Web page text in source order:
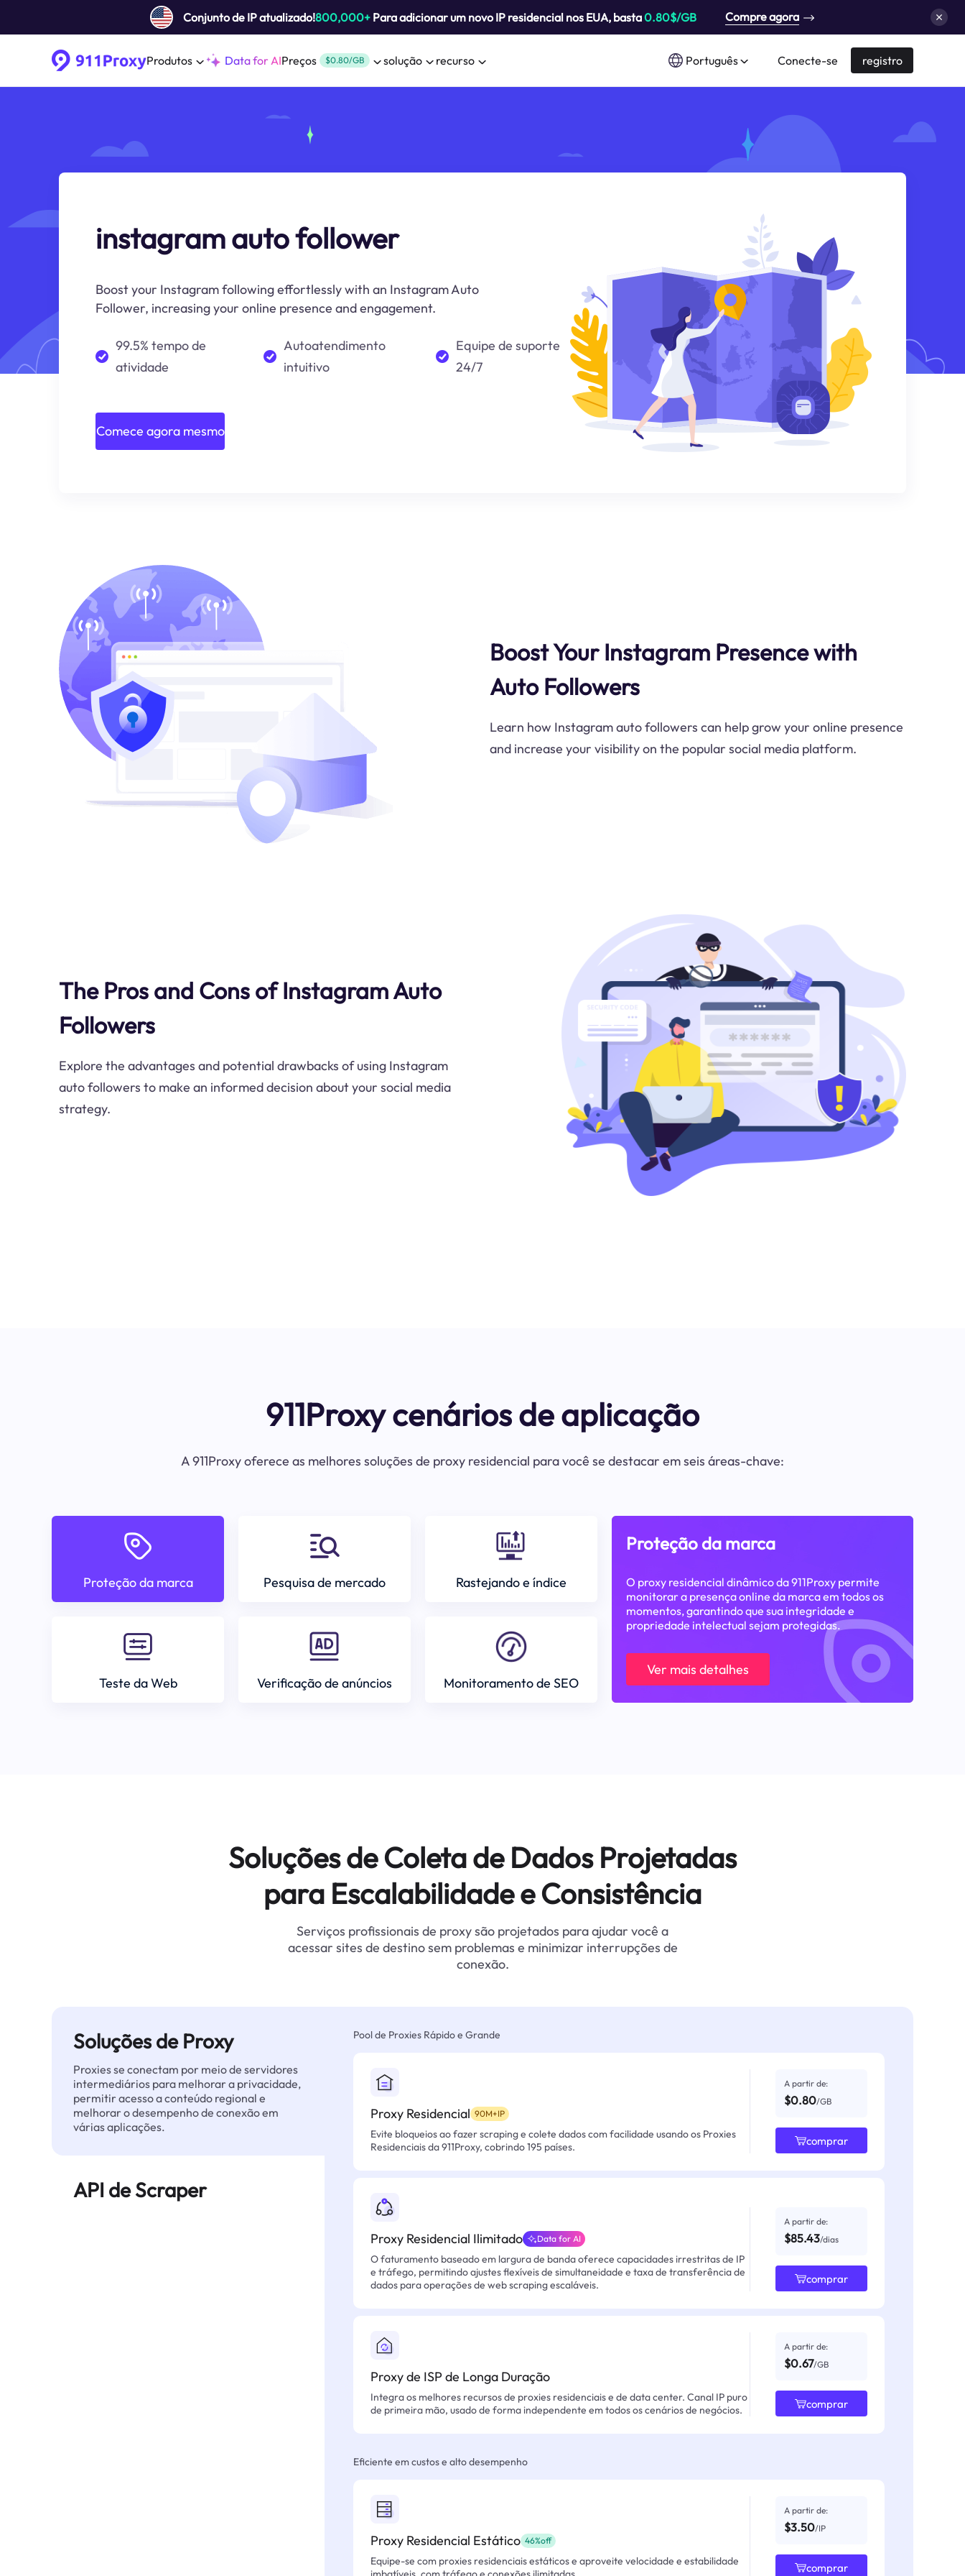
Conjunto de IP atualizado!800,000+ Para adicionar um novo IP residencial nos EUA, basta0.80$/GB Compre agora
Produtos Data for AIPreços $0.80/GB solução recurso Português Conecte-se registro
instagram auto follower
Boost your Instagram following effortlessly with an Instagram Auto
Follower, increasing your online presence and engagement.
99.5% tempo de
atividade
Autoatendimento
intuitivo
Equipe de suporte
24/7
Comece agora mesmo
Boost Your Instagram Presence with
Auto Followers
Learn how Instagram auto followers can help grow your online presence
and increase your visibility on the popular social media platform.
The Pros and Cons of Instagram Auto
Followers
Explore the advantages and potential drawbacks of using Instagram
auto followers to make an informed decision about your social media
strategy.
911Proxy cenários de aplicação
A 911Proxy oferece as melhores soluções de proxy residencial para você se destacar em seis áreas-chave:
Proteção da marca Pesquisa de mercado Rastejando e índice
Teste da Web Verificação de anúncios Monitoramento de SEO
Proteção da marca
O proxy residencial dinâmico da 911Proxy permite
monitorar a presença online da marca em todos os
momentos, garantindo que sua integridade e
propriedade intelectual sejam protegidas.
Ver mais detalhes
Soluções de Coleta de Dados Projetadas
para Escalabilidade e Consistência
Serviços profissionais de proxy são projetados para ajudar você a
acessar sites de destino sem problemas e minimizar interrupções de
conexão.
Soluções de Proxy
Proxies se conectam por meio de servidores
intermediários para melhorar a privacidade,
permitir acesso a conteúdo regional e
melhorar o desempenho de conexão em
várias aplicações.
API de Scraper
Pool de Proxies Rápido e Grande
Proxy Residencial 90M+IP
Evite bloqueios ao fazer scraping e colete dados com facilidade usando os Proxies
Residenciais da 911Proxy, cobrindo 195 países.
A partir de:
$0.80/GB
comprar
Proxy Residencial Ilimitado Data for AI
O faturamento baseado em largura de banda oferece capacidades irrestritas de IP
e tráfego, permitindo ajustes flexíveis de simultaneidade e taxa de transferência de
dados para operações de web scraping escaláveis.
A partir de:
$85.43/dias
comprar
Proxy de ISP de Longa Duração
Integra os melhores recursos de proxies residenciais e de data center. Canal IP puro
de primeira mão, usado de forma independente em todos os cenários de negócios.
A partir de:
$0.67/GB
comprar
Eficiente em custos e alto desempenho
Proxy Residencial Estático 46%off
Equipe-se com proxies residenciais estáticos e aproveite velocidade e estabilidade
A partir de:
$3.50/IP
comprar